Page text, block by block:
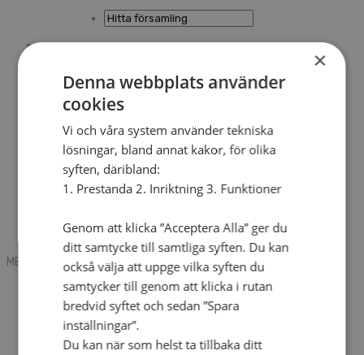
Mobile box
Kontakt
Tidning
Annonsera
Hitta församling
Press
SAU
Lediga tjänster
Sommargårdar
MENU
MENU
Search mobile
English
Hej! Vad söker du?
Kontakt
Kalender
×
Denna webbplats använder
cookies
Vi och våra system använder tekniska
lösningar, bland annat kakor, för olika
syften, däribland:
1. Prestanda 2. Inriktning 3. Funktioner
Genom att klicka ”Acceptera Alla” ger du
ditt samtycke till samtliga syften. Du kan
också välja att uppge vilka syften du
samtycker till genom att klicka i rutan
bredvid syftet och sedan ”Spara
inställningar”.
Du kan när som helst ta tillbaka ditt